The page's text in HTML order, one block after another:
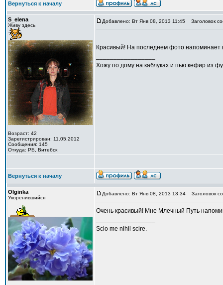
Вернуться к началу
S_elena
Живу здесь
Возраст: 42
Зарегистрирован: 11.05.2012
Сообщения: 145
Откуда: РБ, Витебск
Добавлено: Вт Янв 08, 2013 11:45 Заголовок
Красивый! На последнем фото напоминает
Хожу по дому на каблуках и пью кефир из
Вернуться к началу
Olginka
Укоренившийся
Добавлено: Вт Янв 08, 2013 13:34 Заголовок
Oчень красивый! Mне Млечный Путь
Scio me nihil scire.